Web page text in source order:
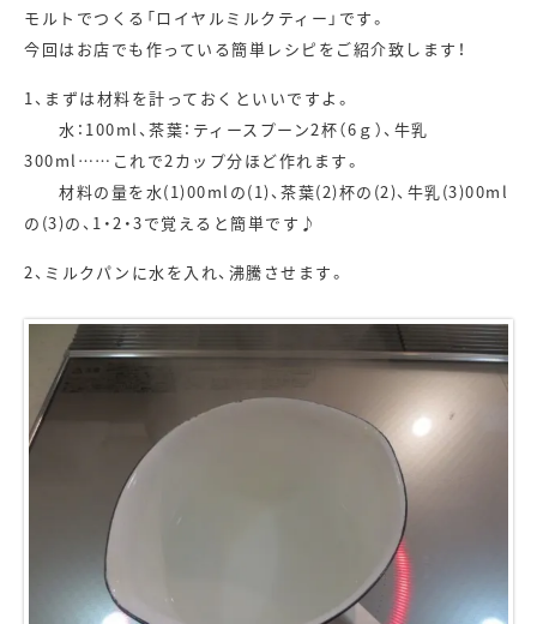
モルトでつくる「ロイヤルミルクティー」です。
今回はお店でも作っている簡単レシピをご紹介致します！
1、まずは材料を計っておくといいですよ。
水：100ml、茶葉：ティースプーン2杯（6ｇ）、牛乳
300ml……これで2カップ分ほど作れます。
材料の量を水(1)00mlの(1)、茶葉(2)杯の(2)、牛乳(3)00ml
の(3)の、1・2・3で覚えると簡単です♪
2、ミルクパンに水を入れ、沸騰させます。